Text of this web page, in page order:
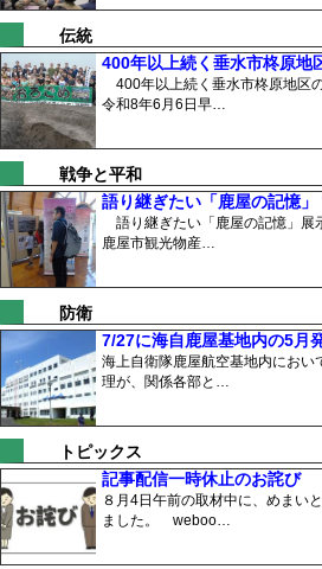
伝統
400年以上続く垂水市柊原地
400年以上続く垂水市柊原地区
令和8年6月6日早…
戦争と平和
語り継ぎたい「鹿屋の記憶
語り継ぎたい「鹿屋の記憶」展
鹿屋市観光物産…
防衛
7/27に海自鹿屋基地内の5月
海上自衛隊鹿屋航空基地内にお
理が、関係各部と…
トピックス
記事配信一時休止のお詫び
８月4日午前の取材中に、めまい
ました。 weboo…